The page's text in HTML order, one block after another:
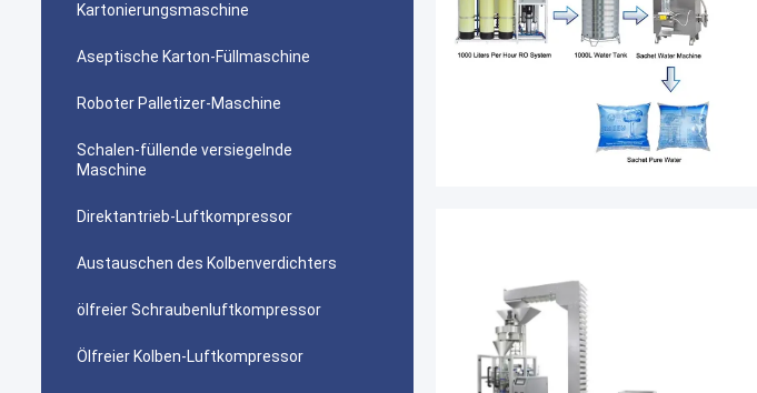
Kartonierungsmaschine
Aseptische Karton-Füllmaschine
Roboter Palletizer-Maschine
Schalen-füllende versiegelnde
Maschine
Direktantrieb-Luftkompressor
Austauschen des Kolbenverdichters
ölfreier Schraubenluftkompressor
Ölfreier Kolben-Luftkompressor